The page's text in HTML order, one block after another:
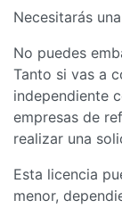
Necesitarás
No puedes
Tanto si vas a
independiente
empresas de
realizar una
Esta licencia
menor,